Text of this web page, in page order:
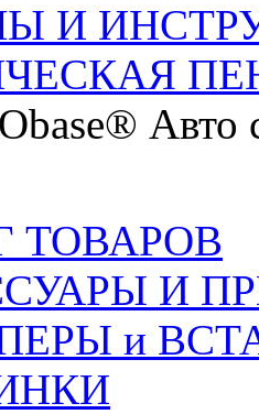
И
Авто
ТОВАРОВ
И
и